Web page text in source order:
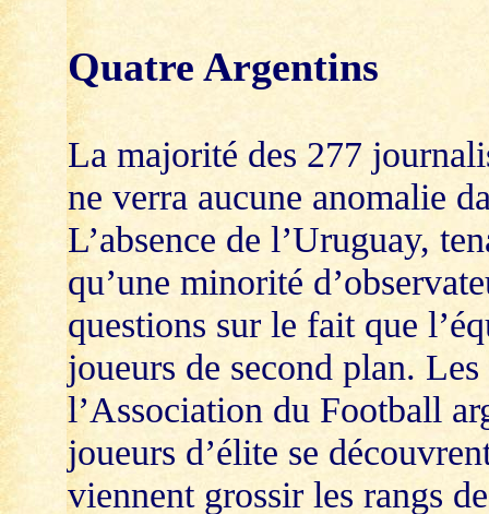
Quatre Argentins
La majorité des 277
ne verra aucune anomalie
L’absence de l’Uruguay,
qu’une minorité
questions sur le fait que
joueurs de second plan.
l’Association du Football
joueurs d’élite se
viennent grossir les rangs